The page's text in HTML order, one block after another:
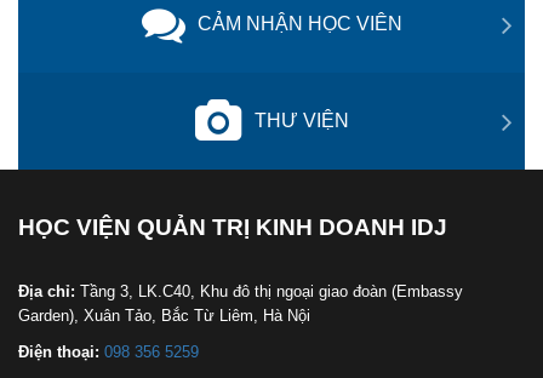
CẢM NHẬN HỌC VIÊN
THƯ VIỆN
HỌC VIỆN QUẢN TRỊ KINH DOANH IDJ
Địa chỉ: Tầng 3, LK.C40, Khu đô thị ngoại giao đoàn (Embassy
Garden), Xuân Tảo, Bắc Từ Liêm, Hà Nội
Điện thoại: 098 356 5259